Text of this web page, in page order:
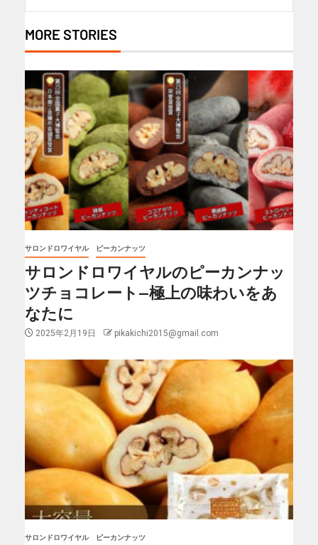
MORE STORIES
サロンドロワイヤル ピーカンナッツ
サロンドロワイヤルのピーカンナッ
ツチョコレート—極上の味わいをあ
なたに
2025年2月19日 pikakichi2015@gmail.com
サロンドロワイヤル ピーカンナッツ